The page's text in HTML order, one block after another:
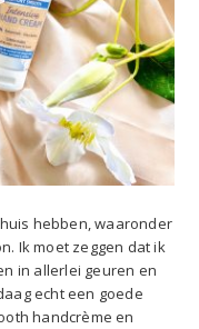
hebben, waaronder
Ik moet zeggen dat ik
in allerlei geuren en
echt een goede
handcrème en